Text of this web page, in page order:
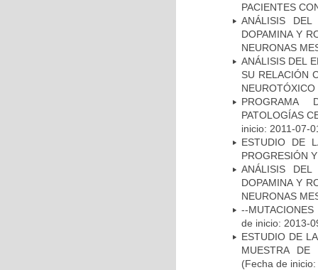
PACIENTES
ANÁLISIS
DOPAMINA Y
NEURONAS
ANÁLISIS DEL
SU RELACIÓN
NEUROTÓXICO
PROGRAMA
PATOLOGÍAS
inicio: 2011-07-
ESTUDIO DE
PROGRESIÓN
ANÁLISIS
DOPAMINA Y
NEURONAS
--
de inicio: 2013-
ESTUDIO DE
MUESTRA DE
(Fecha de